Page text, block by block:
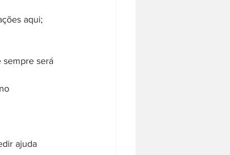
aqui;
sempre será
ajuda